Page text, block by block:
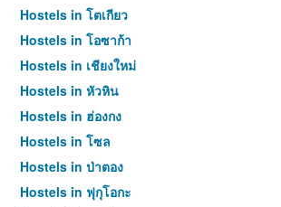
Hostels in โตเกียว
Hostels in โอซาก้า
Hostels in เชียงใหม่
Hostels in หัวหิน
Hostels in ฮ่องกง
Hostels in โซล
Hostels in ป่าตอง
Hostels in ฟุกุโอกะ